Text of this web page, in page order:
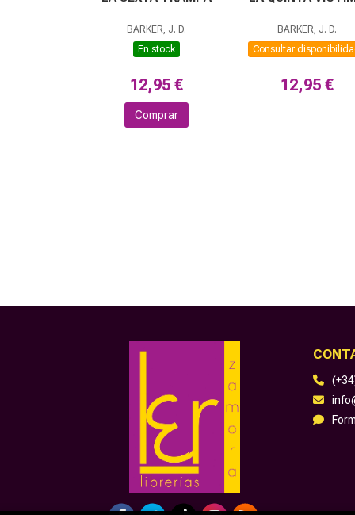
BARKER, J. D.
En stock
12,95 €
Comprar
BARKER, J. D.
Consultar
12,95 €